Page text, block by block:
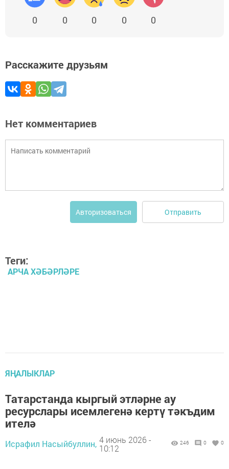
0 0 0 0 0
Расскажите друзьям
Нет комментариев
Авторизоваться Отправить
Теги:
АРЧА ХӘБӘРЛӘРЕ
ЯҢАЛЫКЛАР
Татарстанда кыргый этләрне ау
ресурслары исемлегенә кертү тәкъдим
ителә
Исрафил Насыйбуллин, 4 июнь 2026 -
10:12
246 0 0